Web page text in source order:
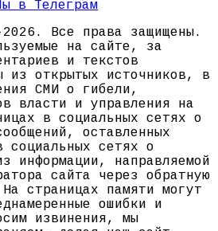
Все права защищены.
на сайте, за
и текстов
из открытых источников, в
СМИ о гибели,
власти и управления на
в социальных сетях о
оставленных
социальных сетях о
информации, направляемой
сайта через обратную
страницах памяти могут
ошибки и
извинения, мы